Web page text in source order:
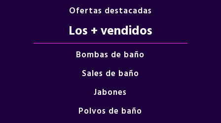
Ofertas destacadas
Los + vendidos
Bombas de baño
Sales de baño
Jabones
Polvos de baño